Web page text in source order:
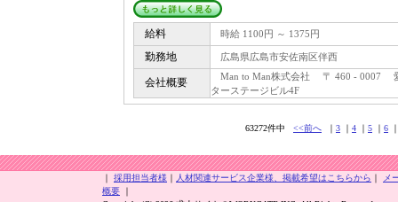
給料 時給 1100円 ～ 1375円
勤務地 広島県広島市安佐南区伴西
会社概要
Man to Man株式会社 〒 460 - 0007
ターステージビル4F
63272件中 <<前へ ｜ 3 ｜ 4 ｜ 5 ｜ 6
｜ 採用担当者様 ｜ 人材関連サービス企業様、掲載希望はこちらから ｜
メ
概要 ｜